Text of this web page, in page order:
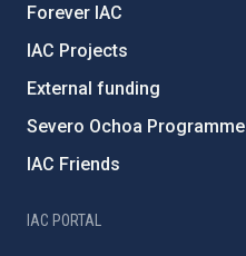
Forever IAC
IAC Projects
External funding
Severo Ochoa Programme
IAC Friends
IAC PORTAL